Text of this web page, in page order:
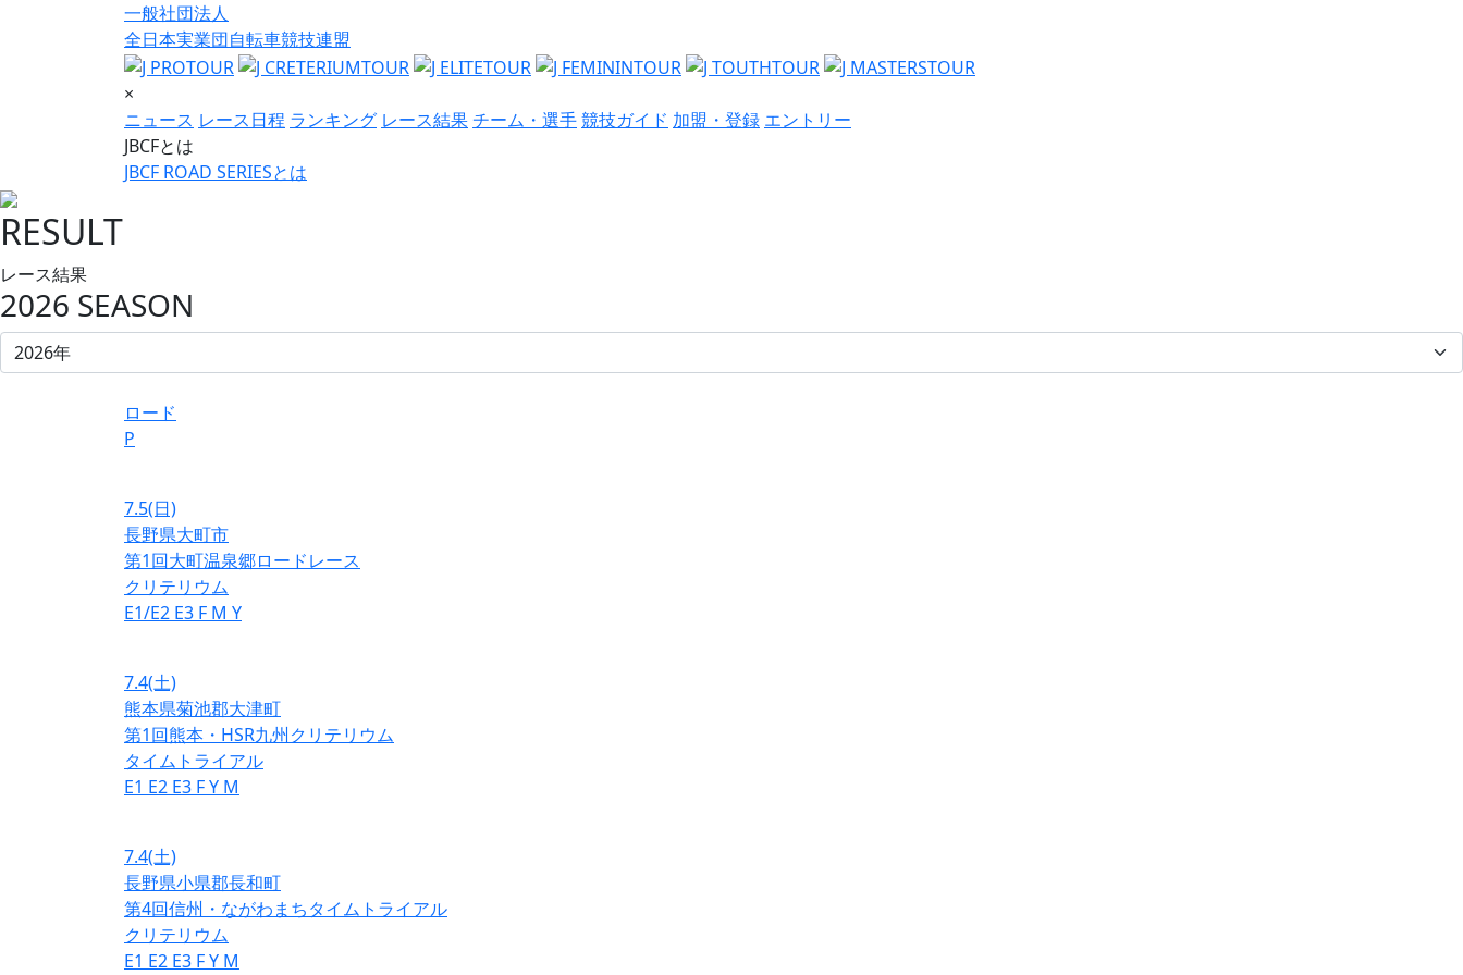
一般社団法人
全日本実業団自転車競技連盟
×
ニュース レース日程 ランキング レース結果チーム・選手競技ガイド 加盟・登録 エントリー
JBCFとは
JBCF ROAD SERIESとは
RESULT
レース結果
2026 SEASON
ロード
P
7.5(日)
長野県大町市
第1回大町温泉郷ロードレース
クリテリウム
E1/E2 E3 F M Y
7.4(土)
熊本県菊池郡大津町
第1回熊本・HSR九州クリテリウム
タイムトライアル
E1 E2 E3 FY M
7.4(土)
長野県小県郡長和町
第4回信州・ながわまちタイムトライアル
クリテリウム
E1 E2 E3 FY M